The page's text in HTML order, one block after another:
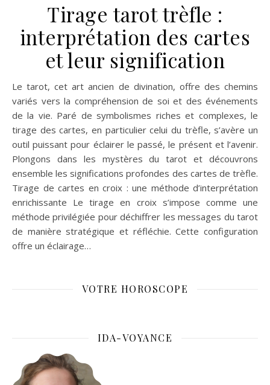
Tirage tarot trèfle :
interprétation des cartes
et leur signification
Le tarot, cet art ancien de divination, offre des chemins
variés vers la compréhension de soi et des événements
de la vie. Paré de symbolismes riches et complexes, le
tirage des cartes, en particulier celui du trèfle, s’avère un
outil puissant pour éclairer le passé, le présent et l’avenir.
Plongons dans les mystères du tarot et découvrons
ensemble les significations profondes des cartes de trèfle.
Tirage de cartes en croix : une méthode d’interprétation
enrichissante Le tirage en croix s’impose comme une
méthode privilégiée pour déchiffrer les messages du tarot
de manière stratégique et réfléchie. Cette configuration
offre un éclairage…
VOTRE HOROSCOPE
IDA-VOYANCE